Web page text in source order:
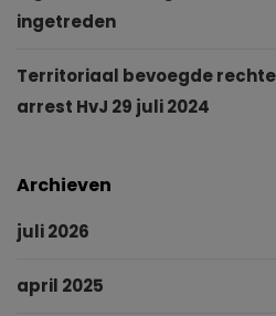
ingetreden
Territoriaal bevoegde
arrest HvJ 29 juli 2024
Archieven
juli 2026
april 2025